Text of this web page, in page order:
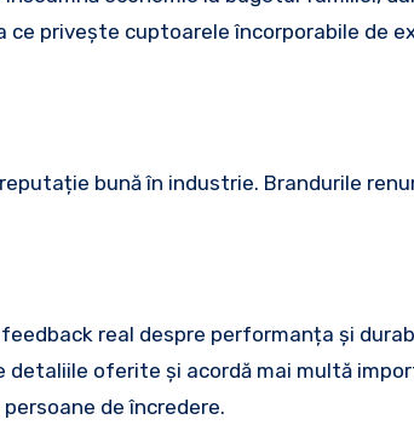
privește cuptoarele încorporabile de
bună în industrie. Brandurile
real despre performanța și
oferite și acordă mai multă
de încredere.